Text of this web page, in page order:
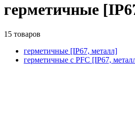
герметичные
15 товаров
герметичные [IP67, металл]
герметичные с PFC [IP67,